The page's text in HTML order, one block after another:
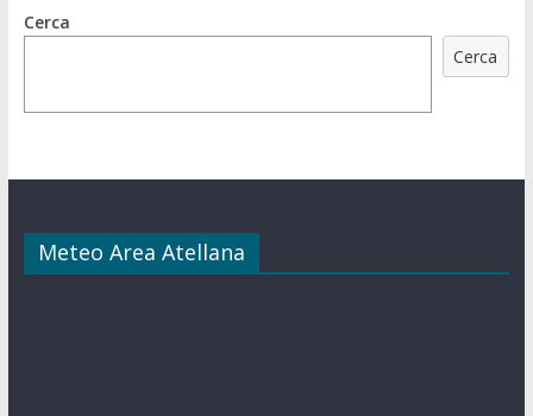
Cerca
Cerca
Meteo Area Atellana